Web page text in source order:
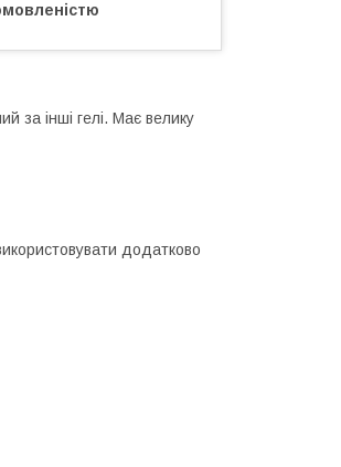
за інші гелі. Має велику
додатково